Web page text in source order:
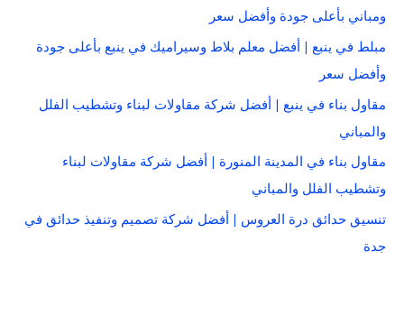
ومباني بأعلى جودة وأفضل سعر
مبلط في ينبع | أفضل معلم بلاط وسيراميك في ينبع بأعلى جودة
وأفضل سعر
مقاول بناء في ينبع | أفضل شركة مقاولات لبناء وتشطيب الفلل
والمباني
مقاول بناء في المدينة المنورة | أفضل شركة مقاولات لبناء
وتشطيب الفلل والمباني
تنسيق حدائق درة العروس | أفضل شركة تصميم وتنفيذ حدائق في
جدة